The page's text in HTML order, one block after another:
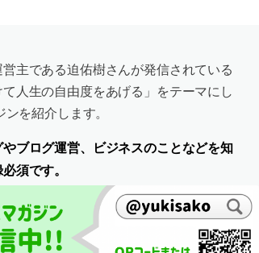
主である迫佑樹さんが発信されている
て人生の自由度をあげる」をテーマにし
を紹介します。
ブログ運営、ビジネスのことなどを知
須です。